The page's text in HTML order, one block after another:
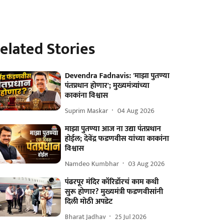
Stories
Devendra Fadnavis: 'माझा पुतण्या
पंतप्रधान होणार'; मुख्यमंत्र्यांच्या
काकांना विश्वास
Suprim Maskar 04 Aug 2026
माझा पुतण्या आज ना उद्या पंतप्रधान
होईल; देवेंद्र फडणवीस यांच्या काकांना
विश्वास
Namdeo Kumbhar 03 Aug 2026
पंढरपूर मंदिर कॉरिडॉरचं काम कधी
सुरू होणार? मुख्यमंत्री फडणवीसांनी
दिली मोठी अपडेट
Bharat Jadhav 25 Jul 2026